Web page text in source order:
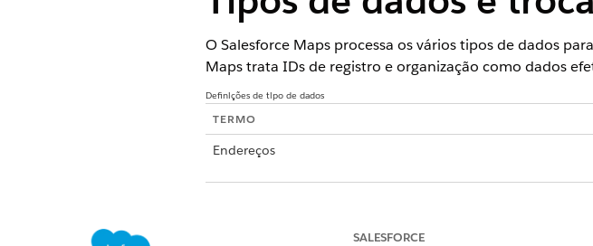
O Salesforce Maps processa os vários tipos de dados
Maps trata IDs de registro e organização como dados
Definições de tipo de dados
TERMO
Endereços
SALESFORCE